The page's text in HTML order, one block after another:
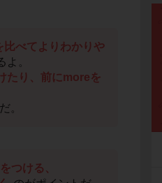
比べてよりわかりや
よ。
たり、前にmoreを
。
つける、